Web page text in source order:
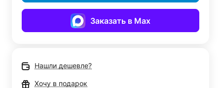
Заказать в Max
Нашли дешевле?
Хочу в подарок